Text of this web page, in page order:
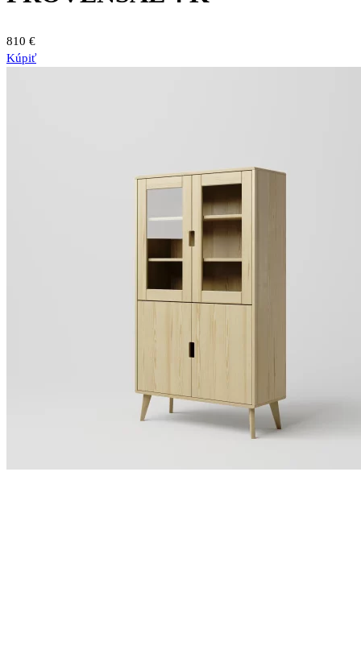
810 €
Kúpiť